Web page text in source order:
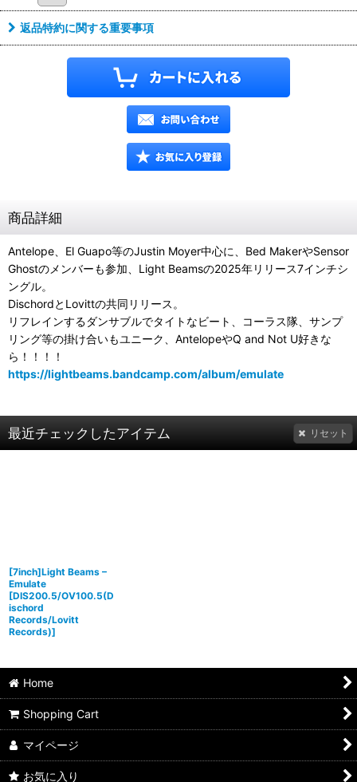
返品特約に関する重要事項
商品詳細
Antelope、El Guapo等のJustin Moyer中心に、Bed MakerやSensor
Ghostのメンバーも参加、Light Beamsの2025年リリース7インチシ
ングル。
DischordとLovittの共同リリース。
リフレインするダンサブルでタイトなビート、コーラス隊、サンプ
リング等の掛け合いもユニーク、AntelopeやQ and Not U好きな
ら！！！！
https://lightbeams.bandcamp.com/album/emulate
最近チェックしたアイテム リセット
[7inch]Light Beams –
Emulate
[DIS200.5/OV100.5(D
ischord
Records/Lovitt
Records)]
Home
Shopping Cart
マイページ
お気に入り